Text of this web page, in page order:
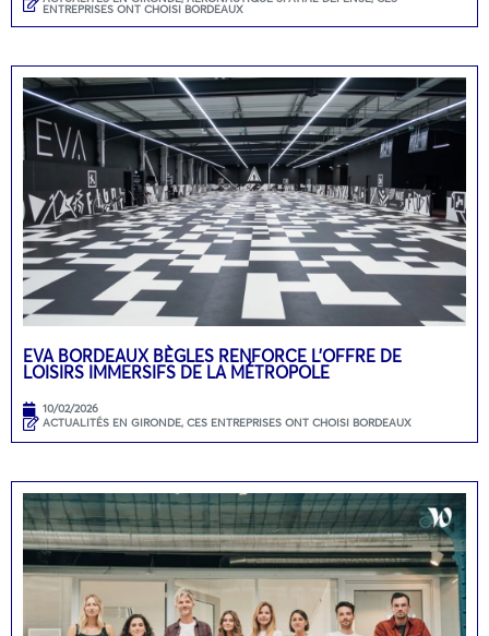
ENTREPRISES ONT CHOISI BORDEAUX
EVA BORDEAUX BÈGLES RENFORCE L’OFFRE DE
LOISIRS IMMERSIFS DE LA MÉTROPOLE
10/02/2026
ACTUALITÉS EN GIRONDE, CES ENTREPRISES ONT CHOISI BORDEAUX